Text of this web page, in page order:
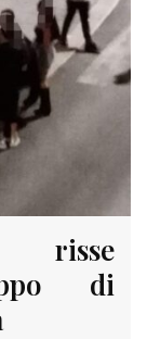
di